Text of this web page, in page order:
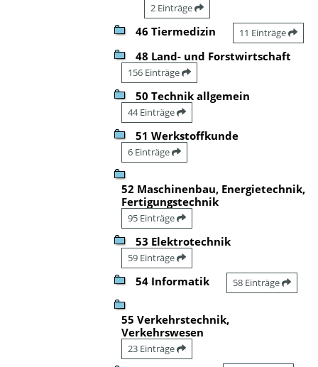
2 Einträge
46 Tiermedizin 11 Einträge
48 Land- und Forstwirtschaft
156 Einträge
50 Technik allgemein
44 Einträge
51 Werkstoffkunde
6 Einträge
52 Maschinenbau, Energietechnik,
Fertigungstechnik
95 Einträge
53 Elektrotechnik
59 Einträge
54 Informatik 58 Einträge
55 Verkehrstechnik,
Verkehrswesen
23 Einträge